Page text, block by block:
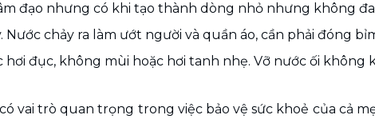
đạo nhưng có khi tạo thành dòng nhỏ nhưng không
chảy ra làm ướt người và quần áo, cần phải đóng
đục, không mùi hoặc hơi tanh nhẹ. Vỡ nước ối không
vai trò quan trọng trong việc bảo vệ sức khoẻ của cả